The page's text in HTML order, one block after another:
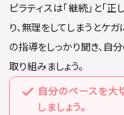
ピラティスは「継続」と「
り、無理をしてしまうとケ
の指導をしっかり聞き、
取り組みましょう。
自分のペースを大
しましょう。